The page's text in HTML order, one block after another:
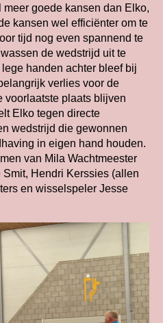
goede kansen dan Elko,
kansen wel efficiënter om te
tijd nog even spannend te
de wedstrijd uit te
handen achter bleef bij
verlies voor de
voorlaatste plaats blijven
Elko tegen directe
wedstrijd die gewonnen
in eigen hand houden.
van Mila Wachtmeester
Hendri Kerssies (allen
en wisselspeler Jesse